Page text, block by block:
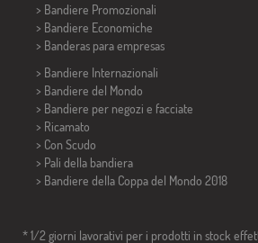
> Bandiere Promozionali
> Bandiere Economiche
> Banderas para empresas
> Bandiere Internazionali
> Bandiere del Mondo
> Bandiere per negozi e facciate
> Ricamato
> Con Scudo
> Pali della bandiera
> Bandiere della Coppa del Mondo 2018
* 1/2 giorni lavorativi per i prodotti in stock